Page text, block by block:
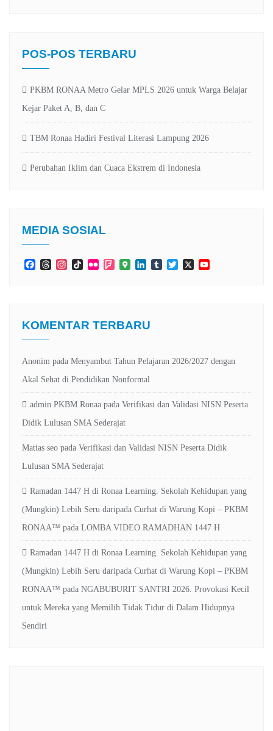
POS-POS TERBARU
PKBM RONAA Metro Gelar MPLS 2026 untuk Warga Belajar
Kejar Paket A, B, dan C
TBM Ronaa Hadiri Festival Literasi Lampung 2026
Perubahan Iklim dan Cuaca Ekstrem di Indonesia
MEDIA SOSIAL
FacebookThreadsInstagramTikTokFlickr Foursquare
GoogleLinkedInTumblrTwitter
X
KOMENTAR TERBARU
Anonim pada Menyambut Tahun Pelajaran 2026/2027 dengan
Akal Sehat di Pendidikan Nonformal
admin PKBM Ronaa pada Verifikasi dan Validasi NISN Peserta
Didik Lulusan SMA Sederajat
Matias seo pada Verifikasi dan Validasi NISN Peserta Didik
Lulusan SMA Sederajat
Ramadan 1447 H di Ronaa Learning. Sekolah Kehidupan yang
(Mungkin) Lebih Seru daripada Curhat di Warung Kopi – PKBM
RONAA™ pada LOMBA VIDEO RAMADHAN 1447 H
Ramadan 1447 H di Ronaa Learning. Sekolah Kehidupan yang
(Mungkin) Lebih Seru daripada Curhat di Warung Kopi – PKBM
RONAA™ pada NGABUBURIT SANTRI 2026. Provokasi Kecil
untuk Mereka yang Memilih Tidak Tidur di Dalam Hidupnya
Sendiri